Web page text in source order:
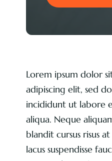
Lorem ipsum dolor
adipiscing elit, sed
incididunt ut labore
aliqua. Neque
blandit cursus risus
lacus suspendisse